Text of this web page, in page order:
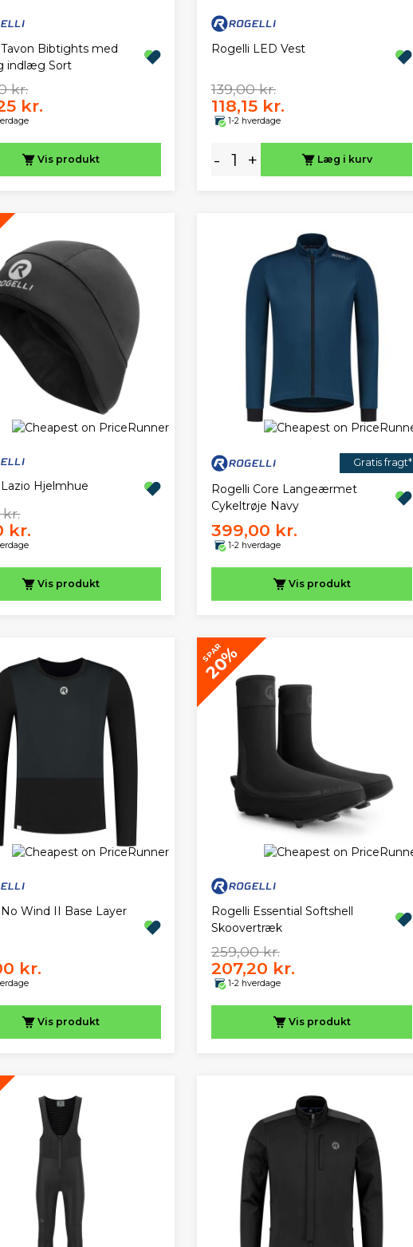
Bibtights med
indlæg Sort
kr.
kr.
Vis produkt
Rogelli LED Vest
139,00 kr.
118,15 kr.
1-2 hverdage
- + Læg i kurv
Hjelmhue
kr.
kr.
Vis produkt
Gratis fragt*
Rogelli Core Langeærmet
Cykeltrøje Navy
399,00 kr.
1-2 hverdage
Vis produkt
Wind II Base Layer
kr.
Vis produkt
SPAR
20%
Rogelli Essential Softshell
Skoovertræk
259,00 kr.
207,20 kr.
1-2 hverdage
Vis produkt